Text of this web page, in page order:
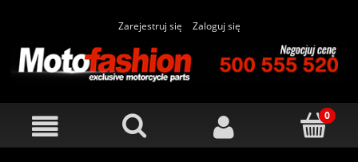
Zarejestruj się Zaloguj się